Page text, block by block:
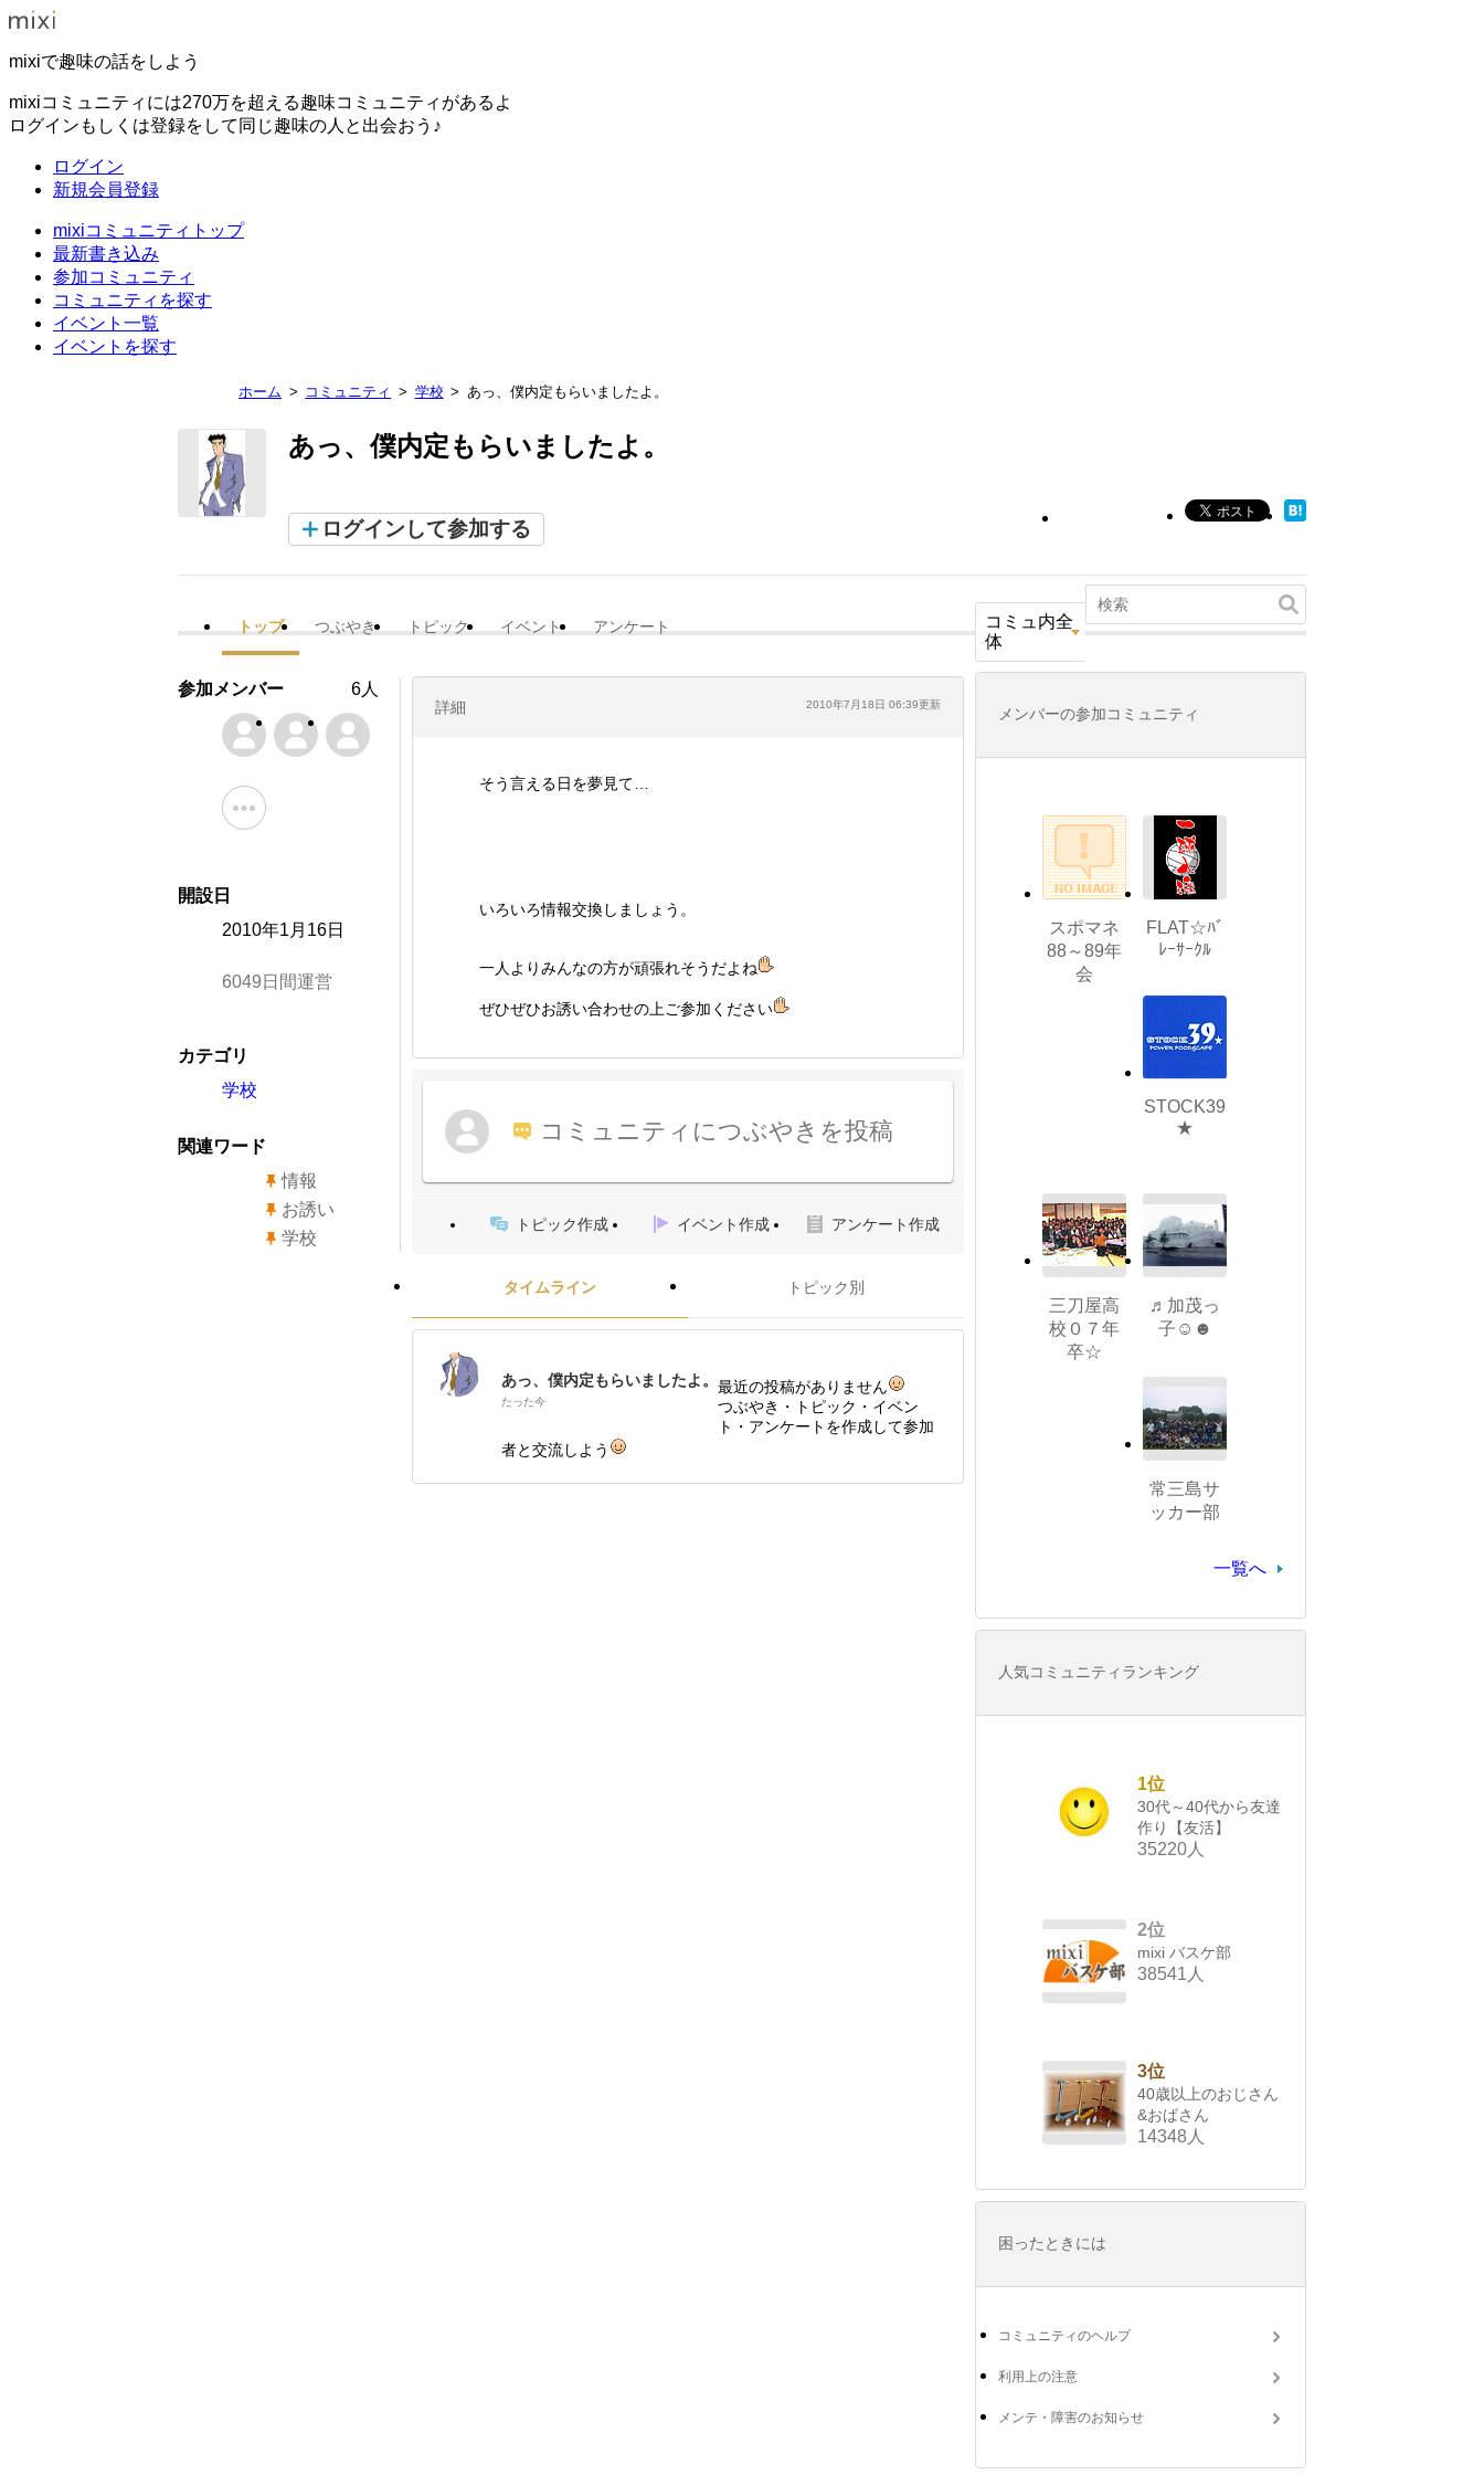
mixiで趣味の話をしよう
mixiコミュニティには270万を超える趣味コミュニティがあるよ
ログインもしくは登録をして同じ趣味の人と出会おう♪
ログイン
新規会員登録
mixiコミュニティトップ
最新書き込み
参加コミュニティ
コミュニティを探す
イベント一覧
イベントを探す
ホーム コミュニティ 学校 あっ、僕内定もらいましたよ。
あっ、僕内定もらいましたよ。
ログインして参加する
トップ つぶやき トピック イベント アンケート
コミュ内全
体
詳細 2010年7月18日 06:39更新
そう言える日を夢見て…
いろいろ情報交換しましょう。
一人よりみんなの方が頑張れそうだよね
ぜひぜひお誘い合わせの上ご参加ください
コミュニティにつぶやきを投稿
トピック作成 イベント作成 アンケート作成
タイムライン トピック別
あっ、僕内定もらいましたよ。
たった今
最近の投稿がありません
つぶやき・トピック・イベン
ト・アンケートを作成して参加
者と交流しよう
参加メンバー 6人
開設日
2010年1月16日
6049日間運営
カテゴリ
学校
関連ワード
情報
お誘い
学校
メンバーの参加コミュニティ
スポマネ
88～89年
会
FLAT☆ﾊﾞ
ﾚｰｻｰｸﾙ
STOCK39
★
三刀屋高
校０７年
卒☆
♬加茂っ
子☺☻
常三島サ
ッカー部
一覧へ
人気コミュニティランキング
1位
30代～40代から友達
作り【友活】
35220人
2位
mixi バスケ部
38541人
3位
40歳以上のおじさん
&おばさん
14348人
困ったときには
コミュニティのヘルプ
利用上の注意
メンテ・障害のお知らせ